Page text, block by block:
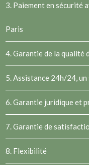
3. Paiement en sécurité
Paris
4. Garantie de la qualité
5. Assistance 24h/24,
6. Garantie juridique et
7. Garantie de
8. Flexibilité